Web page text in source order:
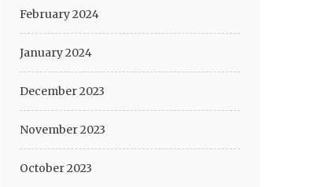
February 2024
January 2024
December 2023
November 2023
October 2023